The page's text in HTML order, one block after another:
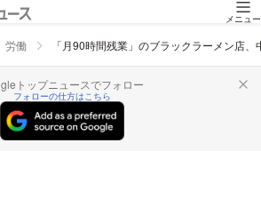
メニュー
労働 「月90時間残業」のブラックラーメン店
トップニュースでフォロー
フォローの仕方はこちら